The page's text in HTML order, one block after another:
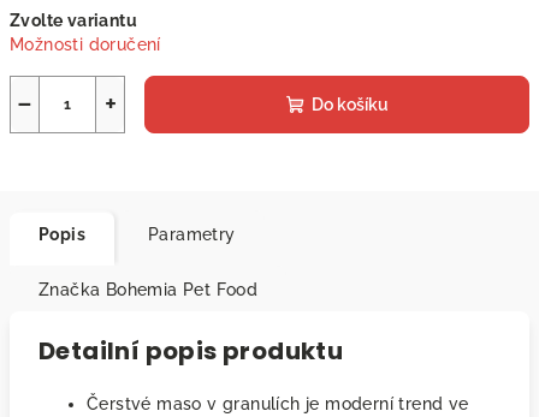
cena:
Zvolte variantu
Možnosti doručení
+
− Do košíku
Popis Parametry
Značka Bohemia Pet Food
Detailní popis produktu
Čerstvé maso v granulích je moderní trend ve